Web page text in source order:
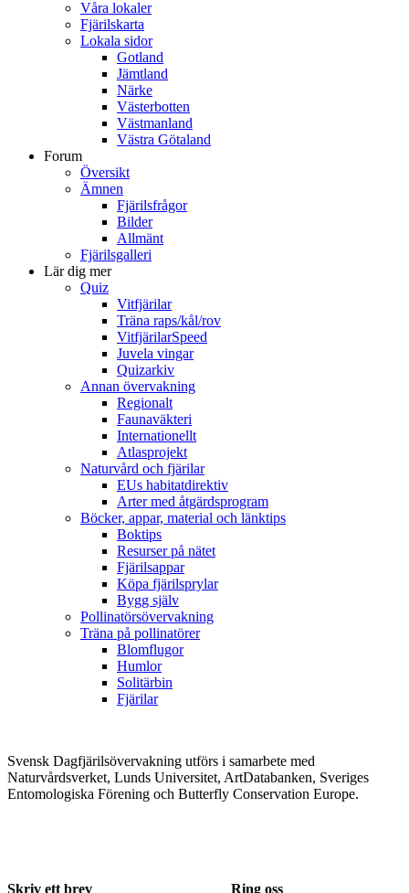
Våra lokaler
Fjärilskarta
Lokala sidor
Gotland
Jämtland
Närke
Västerbotten
Västmanland
Västra Götaland
Forum
Översikt
Ämnen
Fjärilsfrågor
Bilder
Allmänt
Fjärilsgalleri
Lär dig mer
Quiz
Vitfjärilar
Träna raps/kål/rov
VitfjärilarSpeed
Juvela vingar
Quizarkiv
Annan övervakning
Regionalt
Faunaväkteri
Internationellt
Atlasprojekt
Naturvård och fjärilar
EUs habitatdirektiv
Arter med åtgärdsprogram
Böcker, appar, material och länktips
Boktips
Resurser på nätet
Fjärilsappar
Köpa fjärilsprylar
Bygg själv
Pollinatörsövervakning
Träna på pollinatörer
Blomflugor
Humlor
Solitärbin
Fjärilar
Svensk Dagfjärilsövervakning utförs i samarbete med
Naturvårdsverket, Lunds Universitet, ArtDatabanken, Sveriges
Entomologiska Förening och Butterfly Conservation Europe.
Skriv ett brev Ring oss